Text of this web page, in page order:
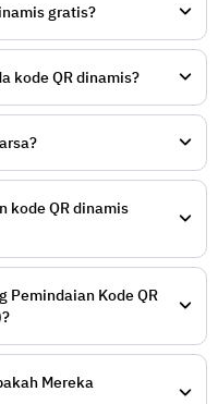
gratis?
kode QR dinamis?
kode QR dinamis
Pemindaian Kode QR
Mereka